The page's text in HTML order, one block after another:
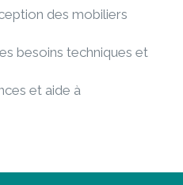
des mobiliers
besoins techniques et
et aide à